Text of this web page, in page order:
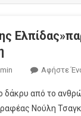
Αφήστε
από το
Νούλη